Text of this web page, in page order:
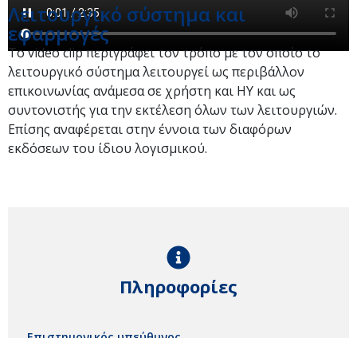
Λειτουργικό σύστημα και
εφαρμογές
Το video clip περιγράφει τον τρόπο με τον οποίο το
λειτουργικό σύστημα λειτουργεί ως περιβάλλον
επικοινωνίας ανάμεσα σε χρήστη και ΗΥ και ως
συντονιστής για την εκτέλεση όλων των λειτουργιών.
Επίσης αναφέρεται στην έννοια των διαφόρων
εκδόσεων του ίδιου λογισμικού.
Πληροφορίες